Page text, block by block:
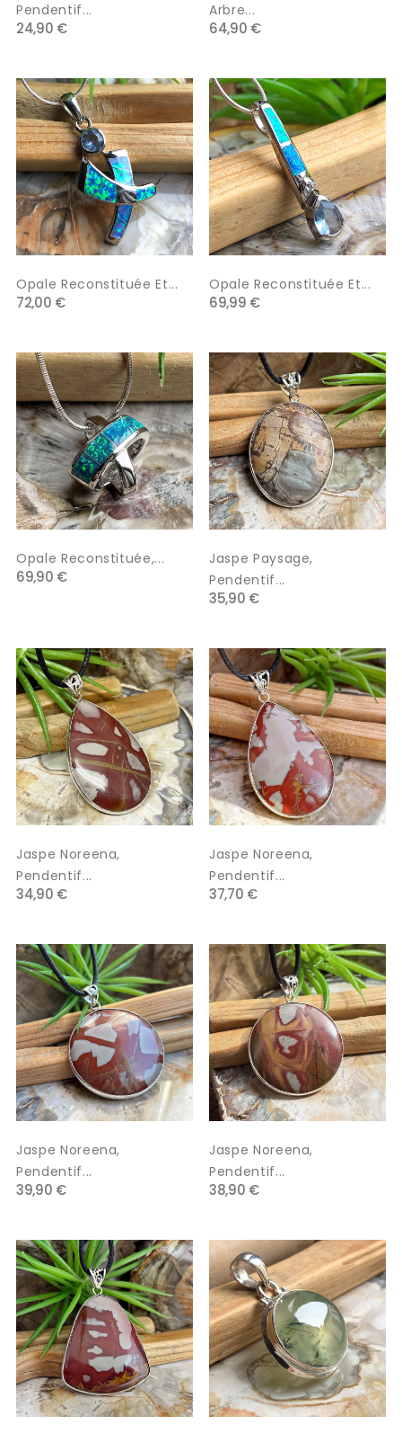
Pendentif...
24,90 €
Arbre...
64,90 €
Opale Reconstituée Et...
72,00 €
Opale Reconstituée Et...
69,99 €
Opale Reconstituée,...
69,90 €
Jaspe Paysage,
Pendentif...
35,90 €
Jaspe Noreena,
Pendentif...
34,90 €
Jaspe Noreena,
Pendentif...
37,70 €
Jaspe Noreena,
Pendentif...
39,90 €
Jaspe Noreena,
Pendentif...
38,90 €